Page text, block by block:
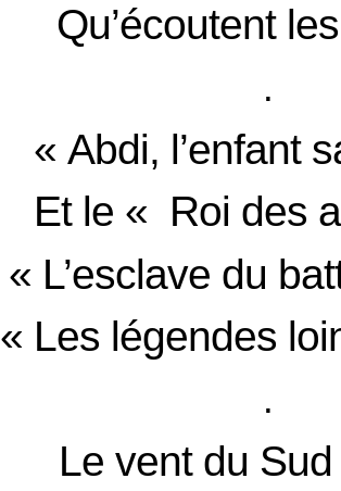
Qu’écoutent
.
« Abdi, l’enfant
Et le « Roi des
« L’esclave du
« Les légendes
.
Le vent du